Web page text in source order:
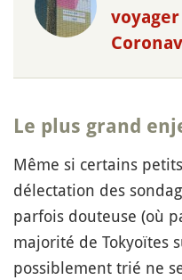
voyager
Le plus grand
Même si certains
délectation des
parfois douteuse (où
majorité de Tokyoïtes
possiblement trié ne